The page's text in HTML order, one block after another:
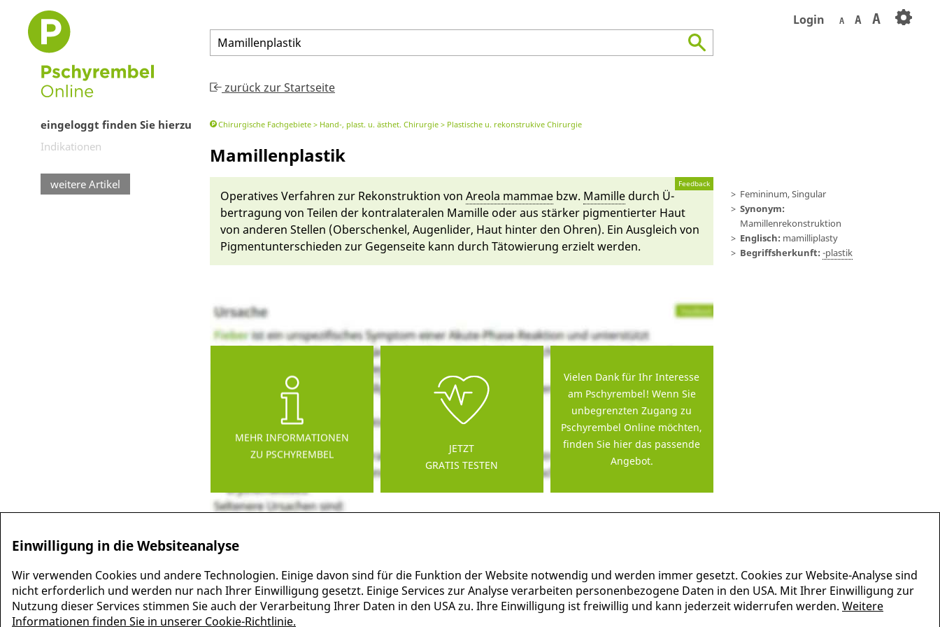
eingeloggt finden Sie hierzu
Indikationen
weitere Artikel
Login A A A
Mamillenplastik
zurück zur Startseite
Chirurgische Fachgebiete Hand-, plast. u. ästhet. Chirurgie Plastische u. rekonstrukive Chirurgie
Mamillenplastik
Femininum, Singular
Synonym:
Mamillenrekonstruktion
Englisch: mamilliplasty
Begriffsherkunft: -plastik
Feedback
Operatives Ver­fahren zur Rekonstrukti­on von Areo­la mammae bzw. Mamille durch Ü­
bertragung von Teilen der kont­ra­la­te­ralen Mamille oder aus stär­ker pigmentierter Haut
von an­deren Stellen (Ober­schenkel, Augen­lider, Haut hin­ter den Oh­ren). Ein Aus­gleich von
Pigment­unterschieden zur Gegen­seite kann durch Täto­wie­rung erzielt werden.
MEHR INFORMATIONEN
ZU PSCHYREMBEL
JETZT
GRATIS TESTEN
Vielen Dank für Ihr Interesse
am Pschyrembel! Wenn Sie
unbegrenzten Zugang zu
Pschyrembel Online möchten,
finden Sie hier das passende
Angebot.
Einwilligung in die Websiteanalyse
Wir verwenden Cookies und andere Technologien. Einige davon sind für die Funktion der Website notwendig und werden immer gesetzt. Cookies zur Website-Analyse sind
nicht erforderlich und werden nur nach Ihrer Einwilligung gesetzt. Einige Services zur Analyse verarbeiten personenbezogene Daten in den USA. Mit Ihrer Einwilligung zur
Nutzung dieser Services stimmen Sie auch der Verarbeitung Ihrer Daten in den USA zu. Ihre Einwilligung ist freiwillig und kann jederzeit widerrufen werden. Weitere
Informationen finden Sie in unserer Cookie-Richtlinie.